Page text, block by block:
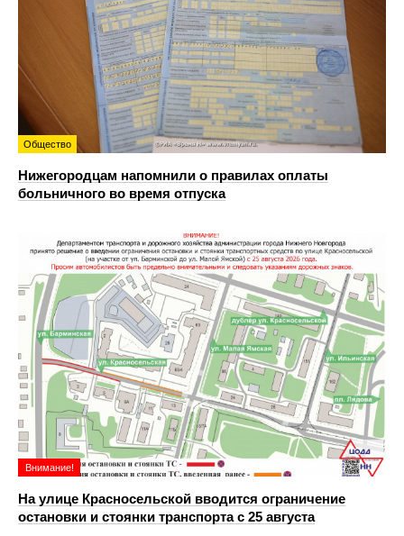
Общество
Нижегородцам напомнили о правилах оплаты
больничного во время отпуска
Внимание!
На улице Красносельской вводится ограничение
остановки и стоянки транспорта с 25 августа